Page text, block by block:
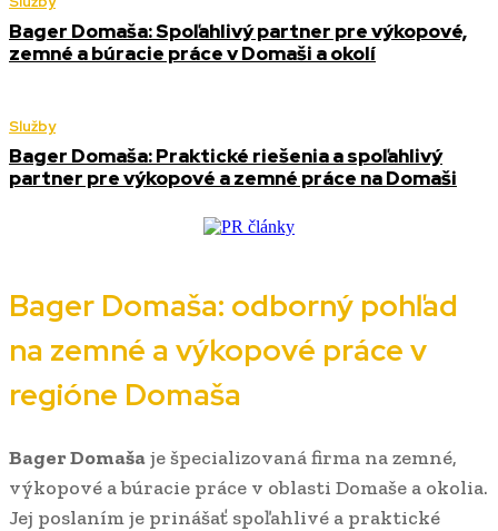
Bager Domaša: Spoľahlivý partner pre výkopové,
zemné a búracie práce v Domaši a okolí
Služby
Bager Domaša: Praktické riešenia a spoľahlivý
partner pre výkopové a zemné práce na Domaši
Bager Domaša: odborný pohľad
na zemné a výkopové práce v
regióne Domaša
Bager Domašaje špecializovaná firma na zemné,
výkopové a búracie práce v oblasti Domaše a okolia.
Jej poslaním je prinášať spoľahlivé a praktické